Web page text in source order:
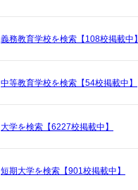
義務教育学校を検索【108校掲載中】
中等教育学校を検索【54校掲載中】
大学を検索【6227校掲載中】
短期大学を検索【901校掲載中】